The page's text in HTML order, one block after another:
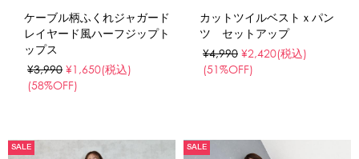
ケーブル柄ふくれジャガード
レイヤード風ハーフジップト
ップス
¥3,990 ¥1,650(税込)
(58%OFF)
カットツイルベストｘパン
ツ セットアップ
¥4,990 ¥2,420(税込)
(51%OFF)
SALE SALE